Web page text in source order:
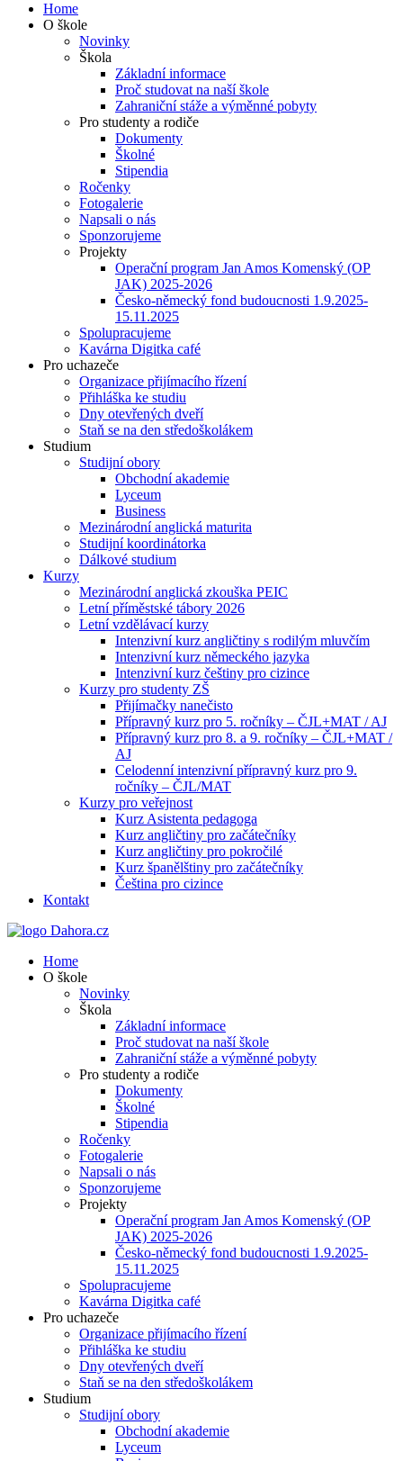
Home
O škole
Novinky
Škola
Základní informace
Proč studovat na naší škole
Zahraniční stáže a výměnné pobyty
Pro studenty a rodiče
Dokumenty
Školné
Stipendia
Ročenky
Fotogalerie
Napsali o nás
Sponzorujeme
Projekty
Operační program Jan Amos Komenský (OP
JAK) 2025-2026
Česko-německý fond budoucnosti 1.9.2025-
15.11.2025
Spolupracujeme
Kavárna Digitka café
Pro uchazeče
Organizace přijímacího řízení
Přihláška ke studiu
Dny otevřených dveří
Staň se na den středoškolákem
Studium
Studijní obory
Obchodní akademie
Lyceum
Business
Mezinárodní anglická maturita
Studijní koordinátorka
Dálkové studium
Kurzy
Mezinárodní anglická zkouška PEIC
Letní příměstské tábory 2026
Letní vzdělávací kurzy
Intenzivní kurz angličtiny s rodilým mluvčím
Intenzivní kurz německého jazyka
Intenzivní kurz češtiny pro cizince
Kurzy pro studenty ZŠ
Přijímačky nanečisto
Přípravný kurz pro 5. ročníky – ČJL+MAT / AJ
Přípravný kurz pro 8. a 9. ročníky – ČJL+MAT /
AJ
Celodenní intenzivní přípravný kurz pro 9.
ročníky – ČJL/MAT
Kurzy pro veřejnost
Kurz Asistenta pedagoga
Kurz angličtiny pro začátečníky
Kurz angličtiny pro pokročilé
Kurz španělštiny pro začátečníky
Čeština pro cizince
Kontakt
Home
O škole
Novinky
Škola
Základní informace
Proč studovat na naší škole
Zahraniční stáže a výměnné pobyty
Pro studenty a rodiče
Dokumenty
Školné
Stipendia
Ročenky
Fotogalerie
Napsali o nás
Sponzorujeme
Projekty
Operační program Jan Amos Komenský (OP
JAK) 2025-2026
Česko-německý fond budoucnosti 1.9.2025-
15.11.2025
Spolupracujeme
Kavárna Digitka café
Pro uchazeče
Organizace přijímacího řízení
Přihláška ke studiu
Dny otevřených dveří
Staň se na den středoškolákem
Studium
Studijní obory
Obchodní akademie
Lyceum